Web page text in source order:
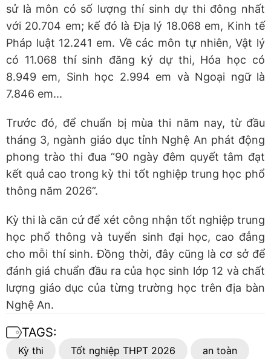
sử là môn có số lượng thí sinh dự thi đông nhất
với 20.704 em; kế đó là Địa lý 18.068 em, Kinh tế
Pháp luật 12.241 em. Về các môn tự nhiên, Vật lý
có 11.068 thí sinh đăng ký dự thi, Hóa học có
8.949 em, Sinh học 2.994 em và Ngoại ngữ là
7.846 em...
Trước đó, để chuẩn bị mùa thi năm nay, từ đầu
tháng 3, ngành giáo dục tỉnh Nghệ An phát động
phong trào thi đua “90 ngày đêm quyết tâm đạt
kết quả cao trong kỳ thi tốt nghiệp trung học phổ
thông năm 2026”.
Kỳ thi là căn cứ để xét công nhận tốt nghiệp trung
học phổ thông và tuyển sinh đại học, cao đẳng
cho mỗi thí sinh. Đồng thời, đây cũng là cơ sở để
đánh giá chuẩn đầu ra của học sinh lớp 12 và chất
lượng giáo dục của từng trường học trên địa bàn
Nghệ An.
TAGS:
Kỳ thi Tốt nghiệp THPT 2026 an toàn